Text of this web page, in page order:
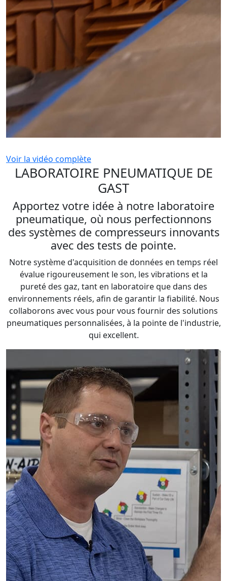
Voir la vidéo complète
LABORATOIRE PNEUMATIQUE DE
GAST
Apportez votre idée à notre laboratoire
pneumatique, où nous perfectionnons
des systèmes de compresseurs innovants
avec des tests de pointe.
Notre système d'acquisition de données en temps réel
évalue rigoureusement le son, les vibrations et la
pureté des gaz, tant en laboratoire que dans des
environnements réels, afin de garantir la fiabilité. Nous
collaborons avec vous pour vous fournir des solutions
pneumatiques personnalisées, à la pointe de l'industrie,
qui excellent.